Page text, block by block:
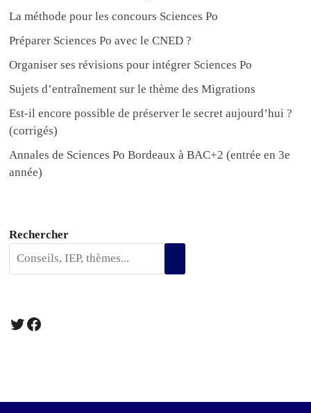
La méthode pour les concours Sciences Po
Préparer Sciences Po avec le CNED ?
Organiser ses révisions pour intégrer Sciences Po
Sujets d’entraînement sur le thème des Migrations
Est-il encore possible de préserver le secret aujourd’hui ?
(corrigés)
Annales de Sciences Po Bordeaux à BAC+2 (entrée en 3e
année)
Rechercher
Twitter
Facebook